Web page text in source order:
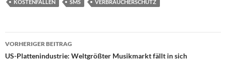
KOSTENFALLEN
SMS VERBRAUCHERSCHUTZ
Beitragsnavigation
VORHERIGER BEITRAG
US-Plattenindustrie: Weltgrößter Musikmarkt fällt in sich